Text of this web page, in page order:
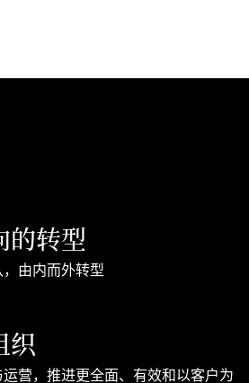
的转型
由内而外转型
织
营，推进更全面、有效和以客户为